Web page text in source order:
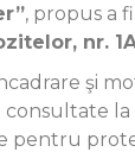
, propus a
nr.
şi
la
pentru